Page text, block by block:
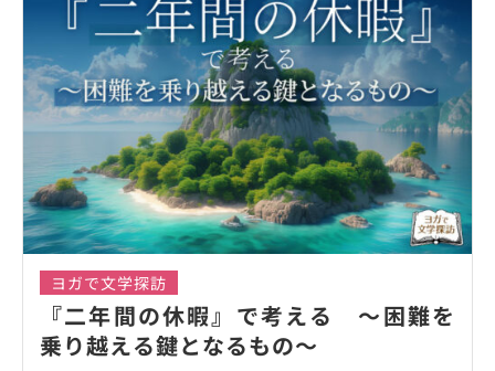
ヨガで文学探訪
『二年間の休暇』で考える ～困難を
乗り越える鍵となるもの～